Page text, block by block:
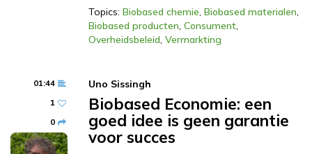
Topics: Biobased chemie, Biobased materialen,
Biobased producten, Consument,
Overheidsbeleid, Vermarkting
01:44
1
0
Uno Sissingh
Biobased Economie: een
goed idee is geen garantie
voor succes